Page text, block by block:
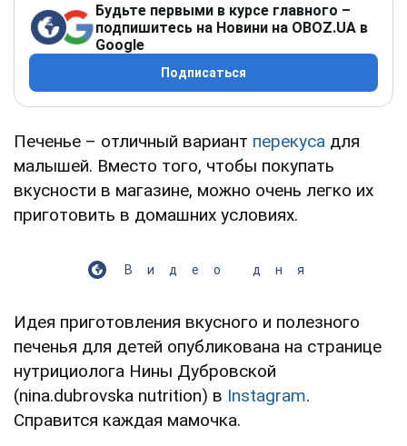
Будьте первыми в курсе главного –
подпишитесь на Новини на OBOZ.UA в
Google
Подписаться
Печенье – отличный вариант перекуса для
малышей. Вместо того, чтобы покупать
вкусности в магазине, можно очень легко их
приготовить в домашних условиях.
Видео дня
Идея приготовления вкусного и полезного
печенья для детей опубликована на странице
нутрициолога Нины Дубровской
(nina.dubrovska nutrition) в Instagram.
Справится каждая мамочка.